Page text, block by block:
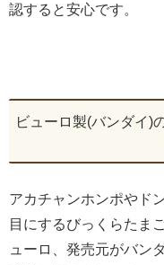
認すると安心です。
ビューロ製(バンダイ)
アカチャンホンポやド
目にするびっくらたま
ューロ、発売元がバン